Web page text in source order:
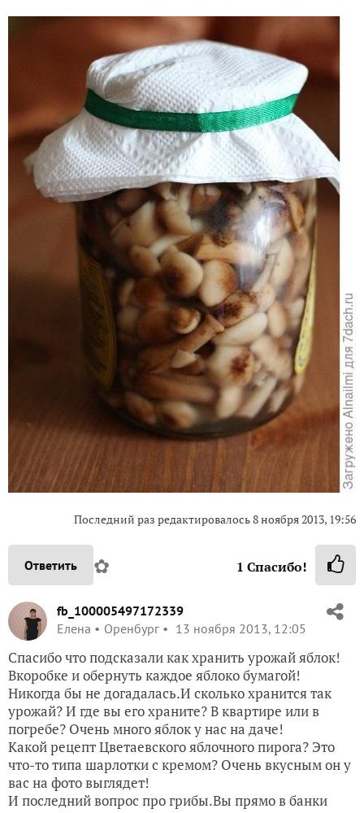
Последний раз редактировалось 8 ноября 2013, 19:56
Ответить ✿ 1 Спасибо!
fb_100005497172339
Елена
Оренбург 13 ноября 2013, 12:05
Спасибо что подсказали как хранить урожай яблок!
Вкоробке и обернуть каждое яблоко бумагой!
Никогда бы не догадалась.И сколько хранится так
урожай? И где вы его храните? В квартире или в
погребе? Очень много яблок у нас на даче!
Какой рецепт Цветаевского яблочного пирога? Это
что-то типа шарлотки с кремом? Очень вкусным он у
вас на фото выглядет!
И последний вопрос про грибы.Вы прямо в банки